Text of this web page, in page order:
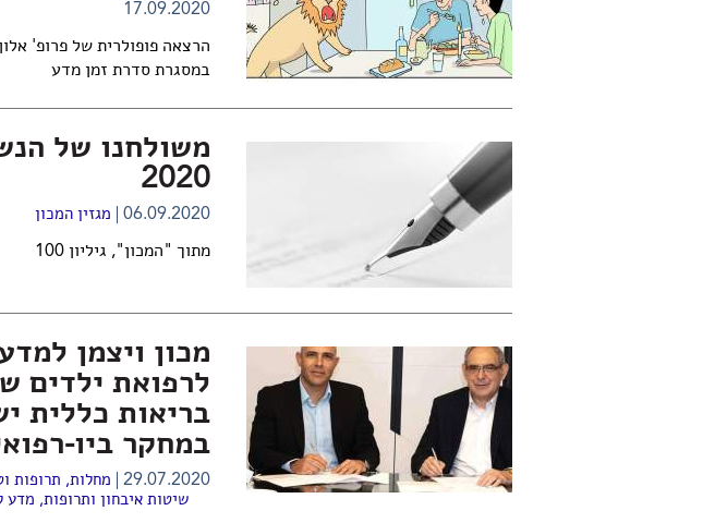
17.09.2020
הרצאה פופולרית של פרופ'
במסגרת סדרת זמן מדע
משולחנו של
2020
06.09.2020 מגזין המכון
מתוך "המכון", גיליון 100
מכון ויצמן
לרפואת ילדים
בריאות כללית
במחקר ביו-
29.07.2020 מחלות, תרופות
שיטות איבחון ותרופות, מדע